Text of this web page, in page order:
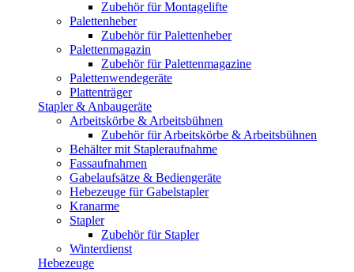
Zubehör für Montagelifte
Palettenheber
Zubehör für Palettenheber
Palettenmagazin
Zubehör für Palettenmagazine
Palettenwendegeräte
Plattenträger
Stapler & Anbaugeräte
Arbeitskörbe & Arbeitsbühnen
Zubehör für Arbeitskörbe & Arbeitsbühnen
Behälter mit Stapleraufnahme
Fassaufnahmen
Gabelaufsätze & Bediengeräte
Hebezeuge für Gabelstapler
Kranarme
Stapler
Zubehör für Stapler
Winterdienst
Hebezeuge